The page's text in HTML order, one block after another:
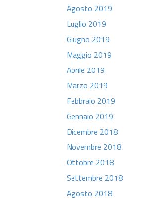
Agosto 2019
Luglio 2019
Giugno 2019
Maggio 2019
Aprile 2019
Marzo 2019
Febbraio 2019
Gennaio 2019
Dicembre 2018
Novembre 2018
Ottobre 2018
Settembre 2018
Agosto 2018